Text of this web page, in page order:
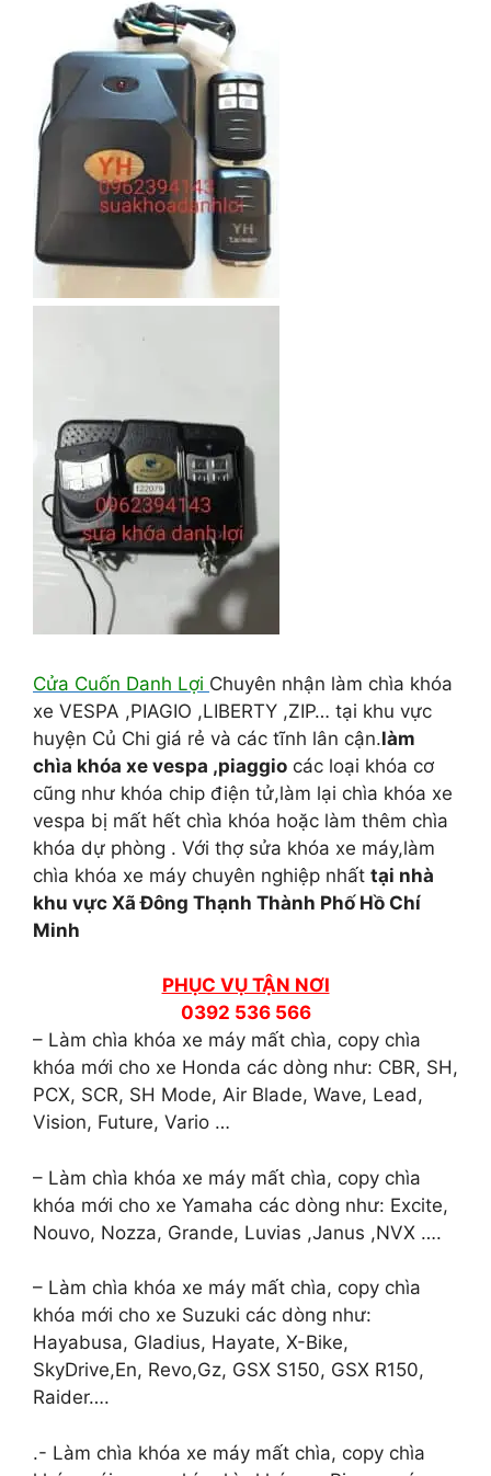
Cửa Cuốn Danh Lợi Chuyên nhận làm chìa khóa
xe VESPA ,PIAGIO ,LIBERTY ,ZIP… tại khu vực
huyện Củ Chi giá rẻ và các tĩnh lân cận.làm
chìa khóa xe vespa ,piaggio các loại khóa cơ
cũng như khóa chip điện tử,làm lại chìa khóa xe
vespa bị mất hết chìa khóa hoặc làm thêm chìa
khóa dự phòng . Với thợ sửa khóa xe máy,làm
chìa khóa xe máy chuyên nghiệp nhất tại nhà
khu vực Xã Đông Thạnh Thành Phố Hồ Chí
Minh
PHỤC VỤ TẬN NƠI
0392 536 566
– Làm chìa khóa xe máy mất chìa, copy chìa
khóa mới cho xe Honda các dòng như: CBR, SH,
PCX, SCR, SH Mode, Air Blade, Wave, Lead,
Vision, Future, Vario …
– Làm chìa khóa xe máy mất chìa, copy chìa
khóa mới cho xe Yamaha các dòng như: Excite,
Nouvo, Nozza, Grande, Luvias ,Janus ,NVX ….
– Làm chìa khóa xe máy mất chìa, copy chìa
khóa mới cho xe Suzuki các dòng như:
Hayabusa, Gladius, Hayate, X-Bike,
SkyDrive,En, Revo,Gz, GSX S150, GSX R150,
Raider….
.- Làm chìa khóa xe máy mất chìa, copy chìa